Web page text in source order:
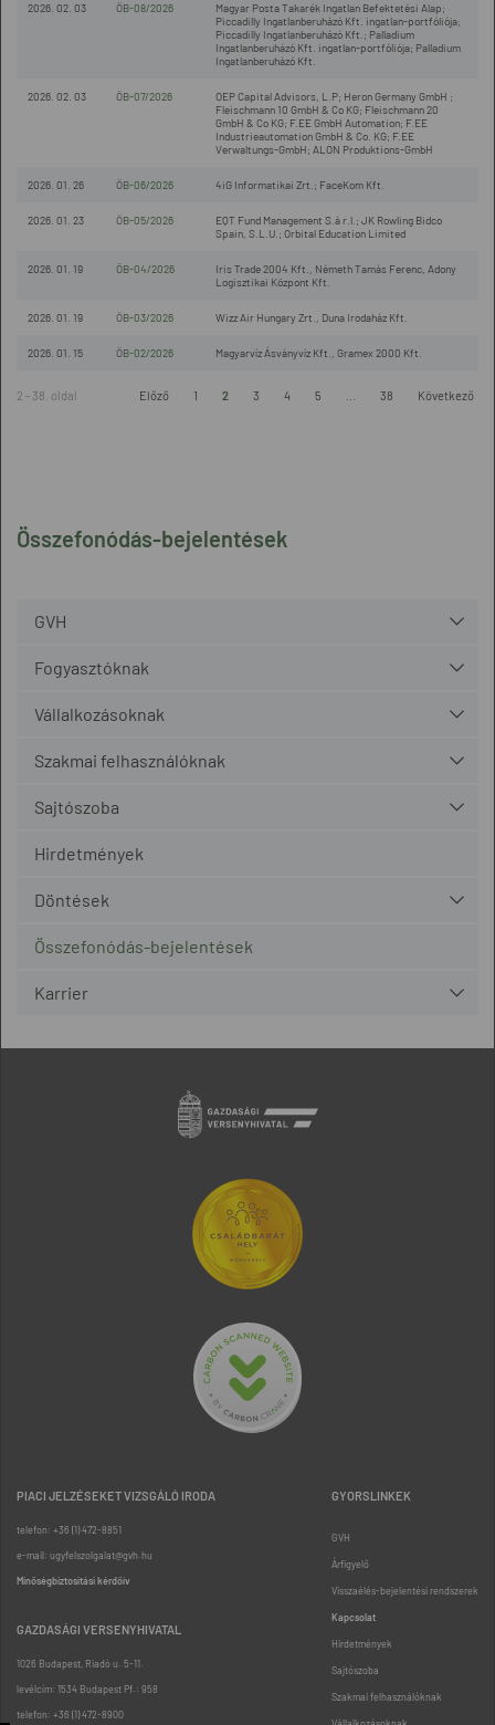
Összefonódás-bejelentések
GVH
Fogyasztóknak
Vállalkozásoknak
Szakmai felhasználóknak
Sajtószoba
Hirdetmények
Döntések
Összefonódás-bejelentések
Karrier
2026. 02. 03 ÖB-08/2026
Magyar Posta Takarék Ingatlan Befektetési Alap;
Piccadilly Ingatlanberuházó Kft. ingatlan-portfóliója;
Piccadilly Ingatlanberuházó Kft.; Palladium
Ingatlanberuházó Kft. ingatlan-portfóliója; Palladium
Ingatlanberuházó Kft.
2026. 02. 03 ÖB-07/2026
OEP Capital Advisors, L.P; Heron Germany GmbH ;
Fleischmann 10 GmbH & Co KG; Fleischmann 20
GmbH & Co KG; F.EE GmbH Automation; F.EE
Industrieautomation GmbH & Co. KG; F.EE
Verwaltungs-GmbH; ALON Produktions-GmbH
2026. 01. 26 ÖB-06/2026 4iG Informatikai Zrt.; FaceKom Kft.
2026. 01. 23 ÖB-05/2026
EQT Fund Management S.à r.l.; JK Rowling Bidco
Spain, S.L.U.; Orbital Education Limited
2026. 01. 19 ÖB-04/2026
Iris Trade 2004 Kft., Németh Tamás Ferenc, Adony
Logisztikai Központ Kft.
2026. 01. 19 ÖB-03/2026 Wizz Air Hungary Zrt., Duna Irodaház Kft.
2026. 01. 15 ÖB-02/2026 Magyarvíz Ásványvíz Kft., Gramex 2000 Kft.
2 - 38. oldal Előző 1 2 3 4 5 38 Következő
PIACI JELZÉSEKET VIZSGÁLÓ IRODA
telefon: +36 (1) 472-8851
e-mail: ugyfelszolgalat@gvh.hu
Minőségbiztosítási kérdőív
GAZDASÁGI VERSENYHIVATAL
1026 Budapest, Riadó u. 5-11.
levélcím: 1534 Budapest Pf.: 958
telefon: +36 (1) 472-8900
GYORSLINKEK
GVH
Árfigyelő
Visszaélés-bejelentési rendszerek
Kapcsolat
Hirdetmények
Sajtószoba
Szakmai felhasználóknak